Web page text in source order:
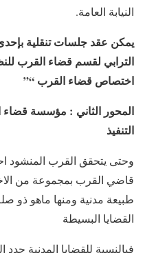
النيابة العامة.
يمكن عقد جلسات تنقلية بإحدى
الترابي لقسم قضاء القرب
اختصاص قضاء القرب “”
المحور الثاني : مؤسسة قضاء
التنفيذ
وحتى يتحقق القرب
قاضي القرب بمجموعة من
طبيعة مدنية ومنها ماهو ذو
القضايا البسيطة
فبالنسبة للقضايا المدنية